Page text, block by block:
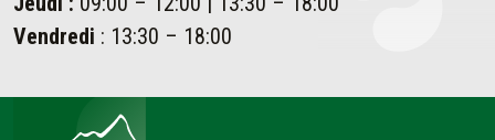
Vendredi : 13:30 – 18:00